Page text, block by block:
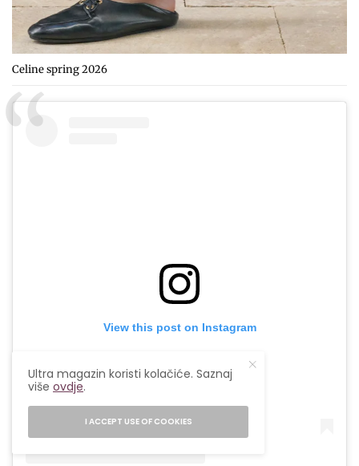
Celine spring 2026
View this post on Instagram
Ultra magazin koristi kolačiće. Saznaj
višeovdje.
I ACCEPT USE OF COOKIES